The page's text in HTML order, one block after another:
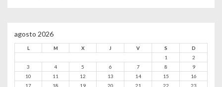
agosto 2026
L M X J V S
D
1
2
3
4 5 6 7 8
9
10
11 12 13 14 15
16
17
18 19 20 21 22 23